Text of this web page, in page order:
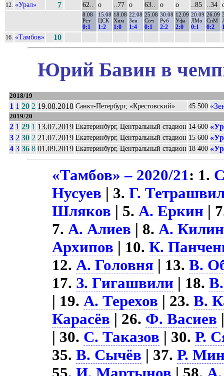
12. «Урал» 7 62.. о ..77 о 63.. о о ..85 ..34
8.08
Рст
0:1
15.08
ЦСК
1:2
18.08
Хим
1:0
22.08
Зен
1:4
25.08
Соч
0:1
30.08
Руб
2:2
12.09
Уфа
2:0
20.09
ЛМо
0:1
26.09
СпМ
0:2
16. «Тамбов» 10
Юрий Бавин в
2018/19
1 1 20 2 19.08.2018 Санкт-Петербург, «Крестовский» 45 500
2019/20
2 1 29 1 13.07.2019 Екатеринбург, Центральный стадион 14 600
3 2 30 2 21.07.2019 Екатеринбург, Центральный стадион 15 600
4 3 36 8 01.09.2019 Екатеринбург, Центральный стадион 18 400
«Тамбов» – 2020/21: 1.
Нусуев | 3.Г.
Шляков | 5.А. Еркин |
7.А. Алиев | 8.А. Килин
Архипов | 10.К.
12.А. Головня | 13.В.
17. З. Гигашвили | 18.
| 19.А. Терехов | 23.В.
Карасёв | 26. Ф. Васиев
| 30. С. Таказов | 30.Р.
35.В. Сычёв | 37.Р.